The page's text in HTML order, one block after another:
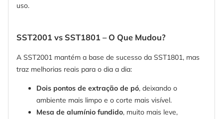
uso.
SST2001 vs SST1801 – O Que Mudou?
A SST2001 mantém a base de sucesso da SST1801, mas
traz melhorias reais para o dia a dia:
Dois pontos de extração de pó, deixando o
ambiente mais limpo e o corte mais visível.
Mesa de alumínio fundido, muito mais leve,